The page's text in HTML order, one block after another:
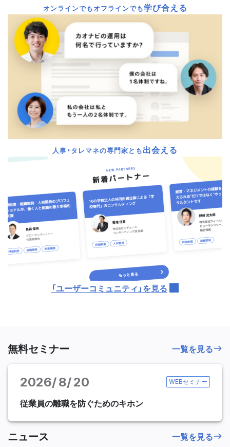
無料セミナー
2026 8 20 WEBセミナー
従業員の離職を防ぐためのキホン
一覧を見る
ニュース 一覧を見る
オンラインでもオフラインでも学び合える
人事・タレマネの専門家とも出会える
「ユーザーコミュニティ」を見る